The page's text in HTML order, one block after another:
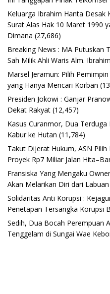
Keluarga Ibrahim Hanta Desak
Surat Alas Hak 10 Maret 1990
Dimana (27,686)
Breaking News : MA Putuskan
Sah Milik Ahli Waris Alm.
Marsel Jeramun: Pilih
yang Hanya Mencari Korban
Presiden Jokowi : Ganjar
Dekat Rakyat (12,457)
Kasus Curanmor, Dua
Kabur ke Hutan (11,784)
Takut Dijerat Hukum, ASN Pilih
Proyek Rp7 Miliar Jalan
Fransiska Yang Mengaku
Akan Melarikan Diri dari
Solidaritas Anti Korupsi :
Penetapan Tersangka Korupsi
Sedih, Dua Bocah Perempuan
Tenggelam di Sungai Wae